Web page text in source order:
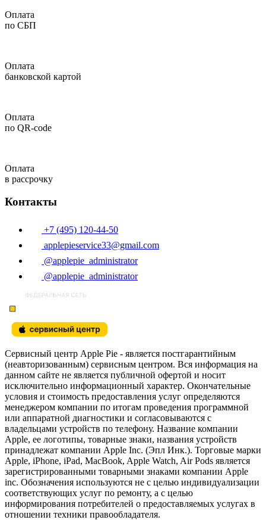
Оплата
по СБП
Оплата
банковской картой
Оплата
по QR-code
Оплата
в рассрочку
Контакты
+7 (495) 120-44-50
applepieservice33@gmail.com
@applepie_administrator
@applepie_administrator
Сервисный центр Apple Pie - является постгарантийным
(неавторизованным) сервисным центром. Вся информация на
данном сайте не является публичной офертой и носит
исключительно информационный характер. Окончательные
условия и стоимость предоставления услуг определяются
менеджером компании по итогам проведения программной
или аппаратной диагностики и согласовываются с
владельцами устройств по телефону. Название компании
Apple, ее логотипы, товарные знаки, названия устройств
принадлежат компании Apple Inc. (Эпл Инк.). Торговые марки
Apple, iPhone, iPad, MacBook, Apple Watch, Air Pods является
зарегистрированными товарными знаками компании Apple
inc. Обозначения используются не с целью индивидуализации
соответствующих услуг по ремонту, а с целью
информирования потребителей о предоставляемых услугах в
отношении техники правообладателя.